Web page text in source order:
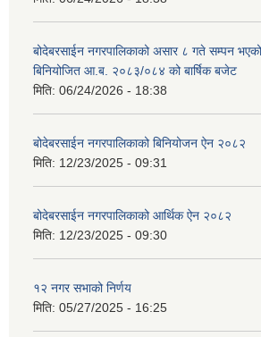
बोदेबरसाईन नगरपालिकाको असार ८ गते सम्पन
बिनियोजित आ.ब. २०८३/०८४ को बार्षिक बजेट
मिति: 06/24/2026 - 18:38
बोदेबरसाईन नगरपालिकाको बिनियोजन ऐन २०८२
मिति: 12/23/2025 - 09:31
बोदेबरसाईन नगरपालिकाको आर्थिक ऐन २०८२
मिति: 12/23/2025 - 09:30
१२ नगर सभाको निर्णय
मिति: 05/27/2025 - 16:25